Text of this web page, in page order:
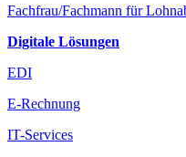
Fachfrau/Fachmann für
Digitale Lösungen
EDI
E-Rechnung
IT-Services